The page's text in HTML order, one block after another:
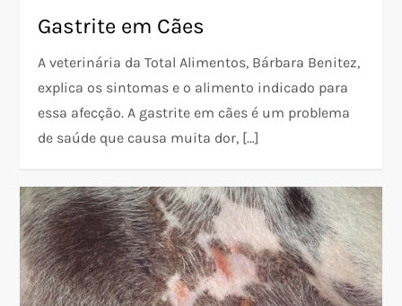
Gastrite em Cães
A veterinária da Total Alimentos, Bárbara Benitez,
explica os sintomas e o alimento indicado para
essa afecção. A gastrite em cães é um problema
de saúde que causa muita dor, […]